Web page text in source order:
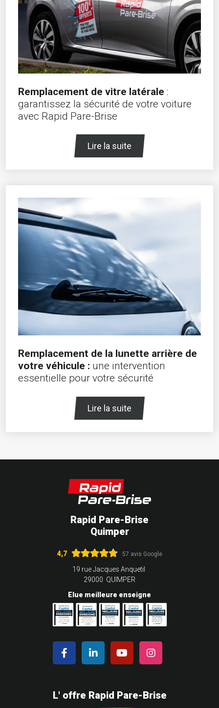
Remplacement de vitre latérale :
garantissez la sécurité de votre voiture
avec Rapid Pare-Brise
Lire la suite
Remplacement de la lunette arrière de
votre véhicule : une intervention
essentielle pour votre sécurité
Lire la suite
Rapid Pare-Brise
Quimper
4,7 57 avis Google
19 rue Jacques Anquetil
29000 QUIMPER
Elue meilleure enseigne
L' offre Rapid Pare-Brise